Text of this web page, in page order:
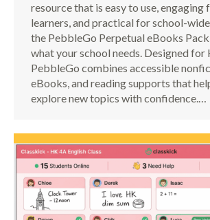
resource that is easy to use, engaging
learners, and practical for school-
the PebbleGo Perpetual eBooks
what your school needs. Designed for
PebbleGo combines accessible
eBooks, and reading supports that
explore new topics with confidence.…